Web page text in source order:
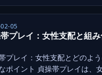
05
プレイ：女性支配と組
プレイ：女性支配とどのよ
ポイント 貞操帯プレイは、